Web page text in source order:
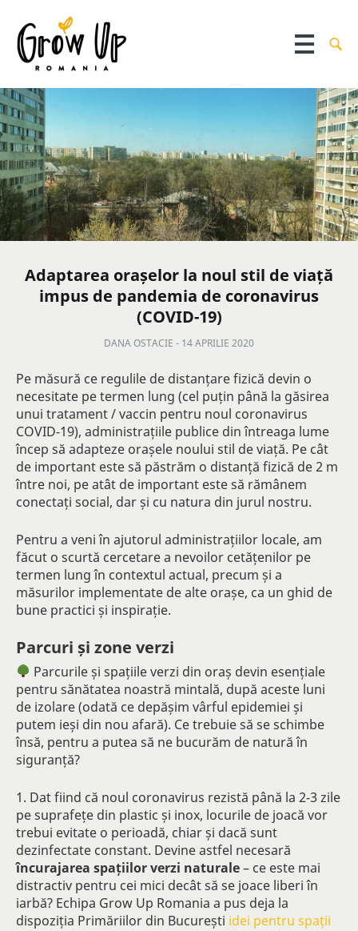
Adaptarea orașelor la noul stil de viață
impus de pandemia de coronavirus
(COVID-19)
DANA OSTACIE - 14 APRILIE 2020
Pe măsură ce regulile de distanțare fizică devin o
necesitate pe termen lung (cel puțin până la găsirea
unui tratament / vaccin pentru noul coronavirus
COVID-19), administrațiile publice din întreaga lume
încep să adapteze orașele noului stil de viață. Pe cât
de important este să păstrăm o distanță fizică de 2 m
între noi, pe atât de important este să rămânem
conectați social, dar și cu natura din jurul nostru.
Pentru a veni în ajutorul administrațiilor locale, am
făcut o scurtă cercetare a nevoilor cetățenilor pe
termen lung în contextul actual, precum și a
măsurilor implementate de alte orașe, ca un ghid de
bune practici și inspirație.
Parcuri și zone verzi
Parcurile și spațiile verzi din oraș devin esențiale
pentru sănătatea noastră mintală, după aceste luni
de izolare (odată ce depășim vârful epidemiei și
putem ieși din nou afară). Ce trebuie să se schimbe
însă, pentru a putea să ne bucurăm de natură în
siguranță?
1. Dat fiind că noul coronavirus rezistă până la 2-3 zile
pe suprafețe din plastic și inox, locurile de joacă vor
trebui evitate o perioadă, chiar și dacă sunt
dezinfectate constant. Devine astfel necesară
încurajarea spațiilor verzi naturale– ce este mai
distractiv pentru cei mici decât să se joace liberi în
iarbă? Echipa Grow Up Romania a pus deja la
dispoziția Primăriilor din București idei pentru spații